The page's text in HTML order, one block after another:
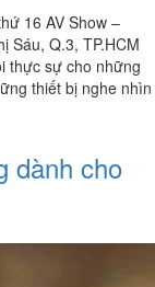
16 AV Show –
Sáu, Q.3, TP.HCM
thực sự cho những
thiết bị nghe nhìn
dành cho